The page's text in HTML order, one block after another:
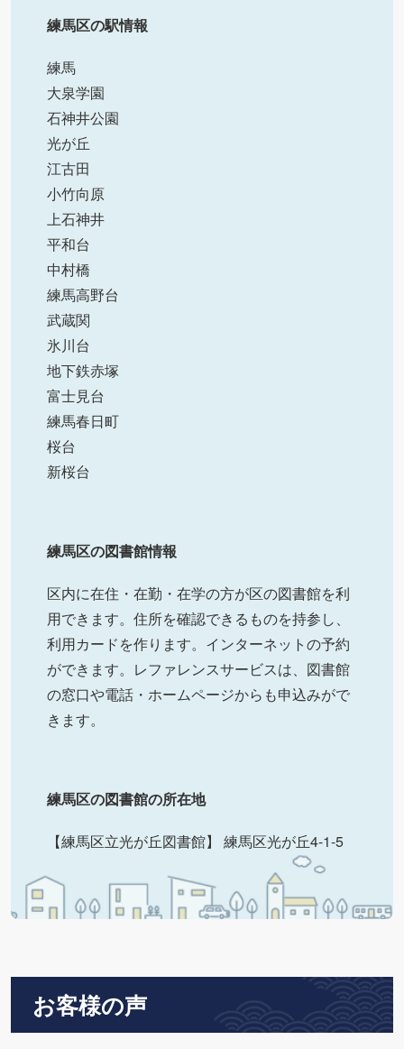
練馬区の駅情報
練馬
大泉学園
石神井公園
光が丘
江古田
小竹向原
上石神井
平和台
中村橋
練馬高野台
武蔵関
氷川台
地下鉄赤塚
富士見台
練馬春日町
桜台
新桜台
練馬区の図書館情報
区内に在住・在勤・在学の方が区の図書館を利
用できます。住所を確認できるものを持参し、
利用カードを作ります。インターネットの予約
ができます。レファレンスサービスは、図書館
の窓口や電話・ホームページからも申込みがで
きます。
練馬区の図書館の所在地
【練馬区立光が丘図書館】 練馬区光が丘4-1-5
お客様の声